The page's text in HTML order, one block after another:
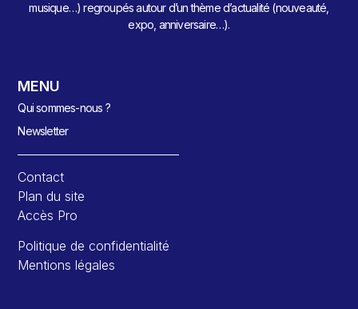
musique…) regroupés autour d’un thème d’actualité (nouveauté,
expo, anniversaire…).
MENU
Qui sommes-nous ?
Newsletter
Contact
Plan du site
Accès Pro
Politique de confidentialité
Mentions légales